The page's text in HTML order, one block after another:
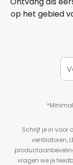
op het gebied
Schrijf je in voor
ventilatoren,
vragen we je